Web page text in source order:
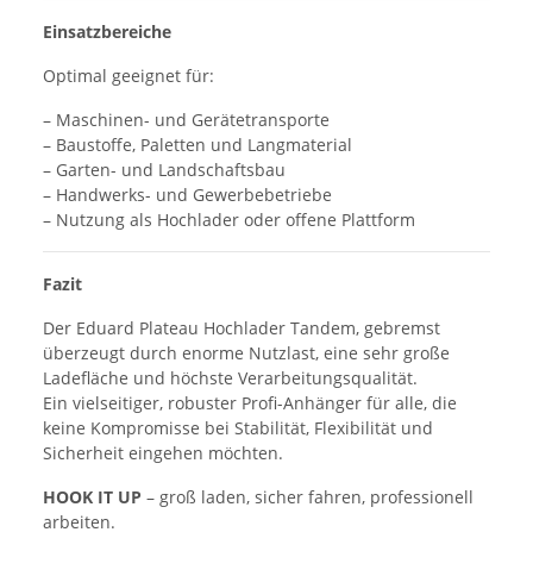
Einsatzbereiche
Optimal geeignet für:
– Maschinen- und Gerätetransporte
– Baustoffe, Paletten und Langmaterial
– Garten- und Landschaftsbau
– Handwerks- und Gewerbebetriebe
– Nutzung als Hochlader oder offene Plattform
Fazit
Der Eduard Plateau Hochlader Tandem, gebremst
überzeugt durch enorme Nutzlast, eine sehr große
Ladefläche und höchste Verarbeitungsqualität.
Ein vielseitiger, robuster Profi-Anhänger für alle, die
keine Kompromisse bei Stabilität, Flexibilität und
Sicherheit eingehen möchten.
HOOK IT UP – groß laden, sicher fahren, professionell
arbeiten.